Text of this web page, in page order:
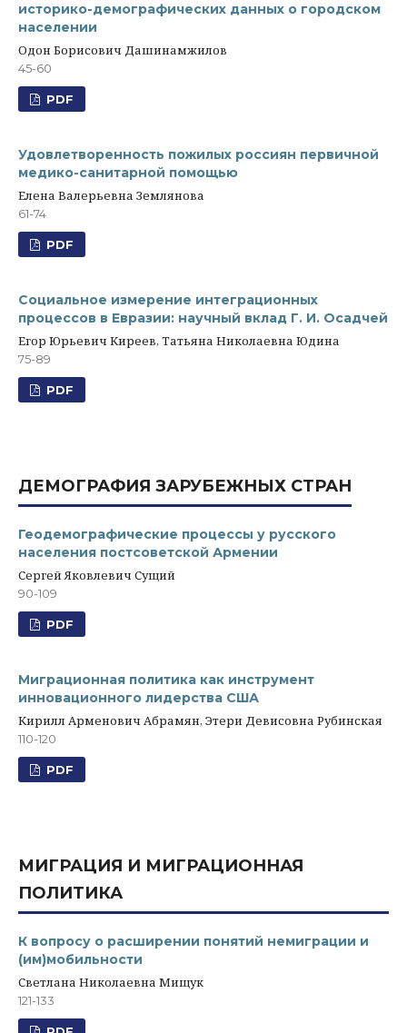
историко-демографических данных о городском
населении
Одон Борисович Дашинамжилов
45-60
PDF
Удовлетворенность пожилых россиян первичной
медико-санитарной помощью
Елена Валерьевна Землянова
61-74
PDF
Социальное измерение интеграционных
процессов в Евразии: научный вклад Г. И. Осадчей
Егор Юрьевич Киреев, Татьяна Николаевна Юдина
75-89
PDF
ДЕМОГРАФИЯ ЗАРУБЕЖНЫХ СТРАН
Геодемографические процессы у русского
населения постсоветской Армении
Сергей Яковлевич Сущий
90-109
PDF
Миграционная политика как инструмент
инновационного лидерства США
Кирилл Арменович Абрамян, Этери Девисовна Рубинская
110-120
PDF
МИГРАЦИЯ И МИГРАЦИОННАЯ
ПОЛИТИКА
К вопросу о расширении понятий немиграции и
(им)мобильности
Светлана Николаевна Мищук
121-133